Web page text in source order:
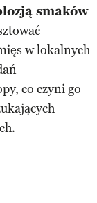
smaków
w lokalnych
co czyni go